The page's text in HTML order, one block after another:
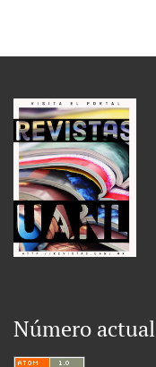
Número actual